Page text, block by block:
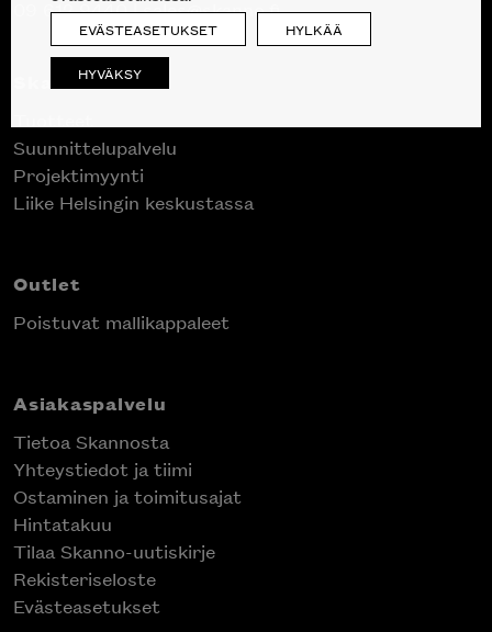
09 612 9440|sales@skanno.fi
Skanno
Suunnittelupalvelu
Projektimyynti
Liike Helsingin keskustassa
Outlet
Poistuvat mallikappaleet
Asiakaspalvelu
Tietoa Skannosta
Yhteystiedot ja tiimi
Ostaminen ja toimitusajat
Hintatakuu
Tilaa Skanno-uutiskirje
Rekisteriseloste
Evästeasetukset
EVÄSTEASETUKSET HYLKÄÄ
HYVÄKSY